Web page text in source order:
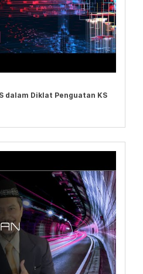
dalam Diklat Penguatan KS